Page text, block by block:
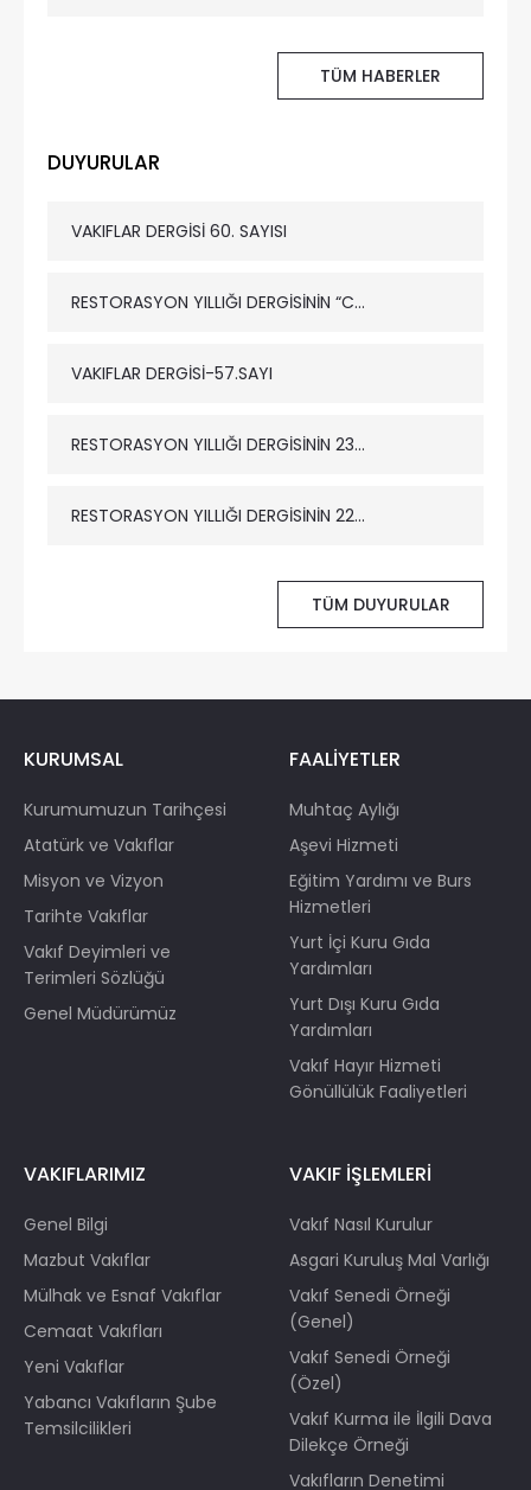
TÜM HABERLER
DUYURULAR
VAKIFLAR DERGİSİ 60. SAYISI
RESTORASYON YILLIĞI DERGİSİNİN “C...
VAKIFLAR DERGİSİ-57.SAYI
RESTORASYON YILLIĞI DERGİSİNİN 23...
RESTORASYON YILLIĞI DERGİSİNİN 22...
TÜM DUYURULAR
KURUMSAL
Kurumumuzun Tarihçesi
Atatürk ve Vakıflar
Misyon ve Vizyon
Tarihte Vakıflar
Vakıf Deyimleri ve
Terimleri Sözlüğü
Genel Müdürümüz
FAALİYETLER
Muhtaç Aylığı
Aşevi Hizmeti
Eğitim Yardımı ve Burs
Hizmetleri
Yurt İçi Kuru Gıda
Yardımları
Yurt Dışı Kuru Gıda
Yardımları
Vakıf Hayır Hizmeti
Gönüllülük Faaliyetleri
VAKIFLARIMIZ
Genel Bilgi
Mazbut Vakıflar
Mülhak ve Esnaf Vakıflar
Cemaat Vakıfları
Yeni Vakıflar
Yabancı Vakıfların Şube
Temsilcilikleri
VAKIF İŞLEMLERİ
Vakıf Nasıl Kurulur
Asgari Kuruluş Mal Varlığı
Vakıf Senedi Örneği
(Genel)
Vakıf Senedi Örneği
(Özel)
Vakıf Kurma ile İlgili Dava
Dilekçe Örneği
Vakıfların Denetimi